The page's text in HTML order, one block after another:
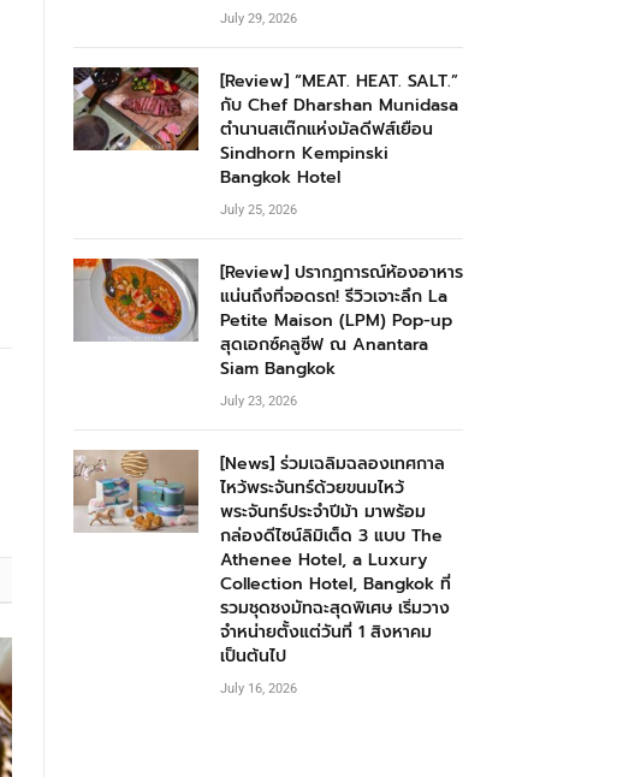
July 29, 2026
[Review] “MEAT. HEAT. SALT.”
กับ Chef Dharshan Munidasa
ตำนานสเต๊กแห่งมัลดีฟส์เยือน
Sindhorn Kempinski
Bangkok Hotel
July 25, 2026
[Review] ปรากฏการณ์ห้องอาหาร
แน่นถึงที่จอดรถ! รีวิวเจาะลึก La
Petite Maison (LPM) Pop-up
สุดเอกซ์คลูซีฟ ณ Anantara
Siam Bangkok
July 23, 2026
[News] ร่วมเฉลิมฉลองเทศกาล
ไหว้พระจันทร์ด้วยขนมไหว้
พระจันทร์ประจำปีม้า มาพร้อม
กล่องดีไซน์ลิมิเต็ด 3 แบบ The
Athenee Hotel, a Luxury
Collection Hotel, Bangkok ที่
รวมชุดชงมัทฉะสุดพิเศษ เริ่มวาง
จำหน่ายตั้งแต่วันที่ 1 สิงหาคม
เป็นต้นไป
July 16, 2026